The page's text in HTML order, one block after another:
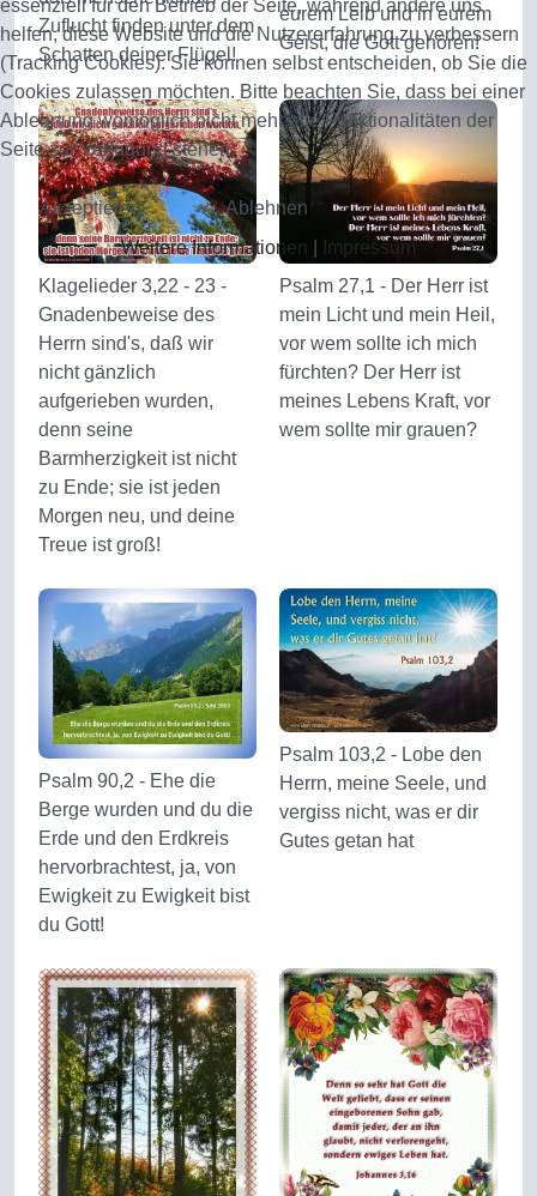
Zuflucht finden unter dem
Schatten deiner Flügel!
eurem Leib und in eurem
Geist, die Gott gehören!
Klagelieder 3,22 - 23 -
Gnadenbeweise des
Herrn sind's, daß wir
nicht gänzlich
aufgerieben wurden,
denn seine
Barmherzigkeit ist nicht
zu Ende; sie ist jeden
Morgen neu, und deine
Treue ist groß!
Psalm 27,1 - Der Herr ist
mein Licht und mein Heil,
vor wem sollte ich mich
fürchten? Der Herr ist
meines Lebens Kraft, vor
wem sollte mir grauen?
Psalm 90,2 - Ehe die
Berge wurden und du die
Erde und den Erdkreis
hervorbrachtest, ja, von
Ewigkeit zu Ewigkeit bist
du Gott!
Psalm 103,2 - Lobe den
Herrn, meine Seele, und
vergiss nicht, was er dir
Gutes getan hat
essenziell für den Betrieb der Seite, während andere uns
helfen, diese Website und die Nutzererfahrung zu verbessern
(Tracking Cookies). Sie können selbst entscheiden, ob Sie die
Cookies zulassen möchten. Bitte beachten Sie, dass bei einer
Ablehnung womöglich nicht mehr alle Funktionalitäten der
Seite zur Verfügung stehen.
Akzeptieren
Ablehnen
Weitere Informationen
Impressum